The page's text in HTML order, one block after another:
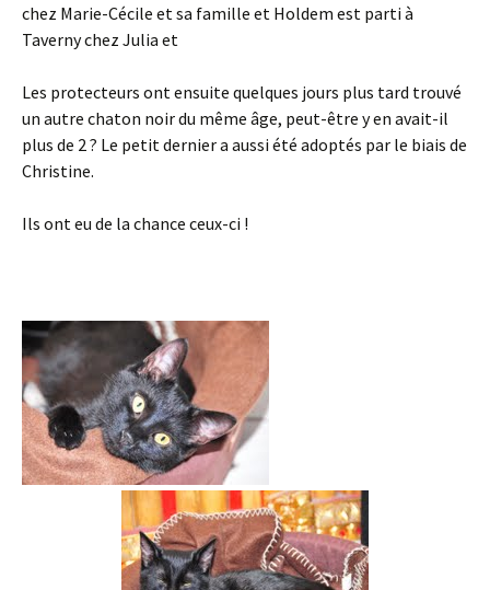
chez Marie-Cécile et sa famille et Holdem est parti à
Taverny chez Julia et
Les protecteurs ont ensuite quelques jours plus tard trouvé
un autre chaton noir du même âge, peut-être y en avait-il
plus de 2 ? Le petit dernier a aussi été adoptés par le biais de
Christine.
Ils ont eu de la chance ceux-ci !